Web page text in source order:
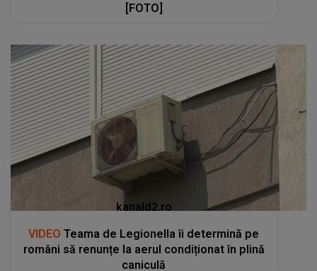
[FOTO]
kanald2.ro
VIDEO Teama de Legionella îi determină pe
români să renunțe la aerul condiționat în plină
caniculă